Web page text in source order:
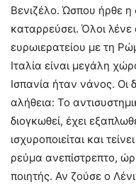
Βενιζέλο. Ώσπου ήρθε η
καταρρεύσει. Όλοι
ευρωιερατείου με τη
Ιταλία είναι μεγάλη
Ισπανία ήταν νάνος. Οι
αλήθεια: Το
διογκωθεί, έχει
ισχυροποιείται και
ρεύμα ανεπίστρεπτο,
ποιητής. Αν ζούσε ο